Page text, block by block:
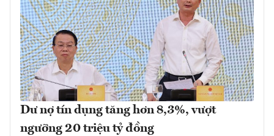
Dư nợ tín dụng tăng hơn 8,3%, vượt
ngưỡng 20 triệu tỷ đồng